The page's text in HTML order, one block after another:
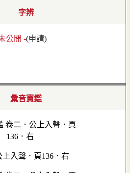
字辨
公開 -(申請)
彙音寶鑑
入聲．頁136．右